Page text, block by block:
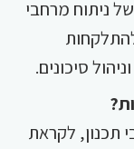
ניתוח מרחבי
סיכונים.
תכנון, לקראת